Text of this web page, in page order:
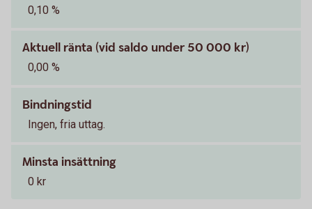
0,10 %
Aktuell ränta (vid saldo under 50 000 kr)
0,00 %
Bindningstid
Ingen, fria uttag.
Minsta insättning
0 kr